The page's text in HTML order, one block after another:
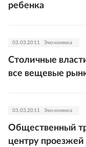
ребенка
03.03.2011 Экономика
Столичные
все вещевые
03.03.2011 Экономика
Общественный
центру проезжей